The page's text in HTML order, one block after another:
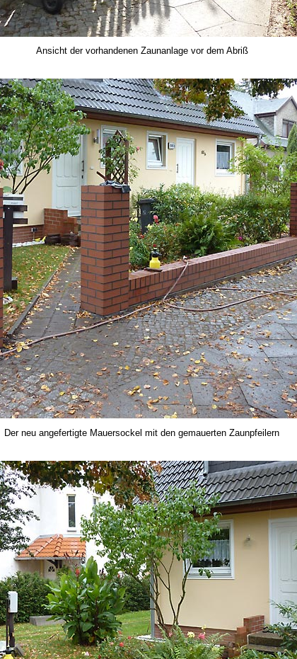
Ansicht der vorhandenen Zaunanlage vor dem Abriß
Der neu angefertigte Mauersockel mit den gemauerten Zaunpfeilern